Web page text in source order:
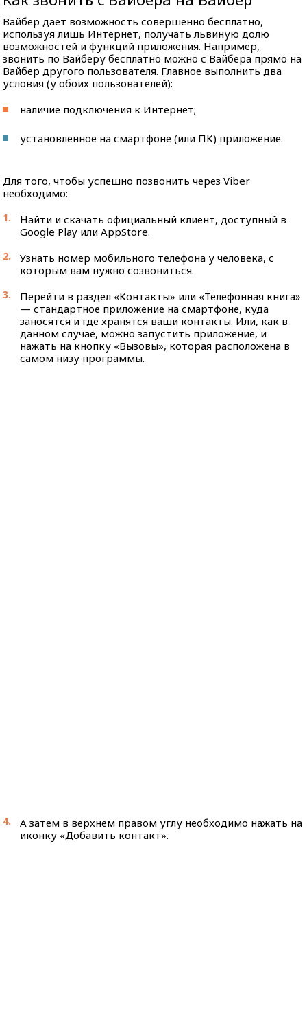
Вайбер дает возможность совершенно бесплатно,
используя лишь Интернет, получать львиную долю
возможностей и функций приложения. Например,
звонить по Вайберу бесплатно можно с Вайбера прямо на
Вайбер другого пользователя. Главное выполнить два
условия (у обоих пользователей):
наличие подключения к Интернет;
установленное на смартфоне (или ПК) приложение.
Для того, чтобы успешно позвонить через Viber
необходимо:
Найти и скачать официальный клиент, доступный в
Google Play или AppStore.
Узнать номер мобильного телефона у человека, с
которым вам нужно созвониться.
Перейти в раздел «Контакты» или «Телефонная книга»
— стандартное приложение на смартфоне, куда
заносятся и где хранятся ваши контакты. Или, как в
данном случае, можно запустить приложение, и
нажать на кнопку «Вызовы», которая расположена в
самом низу программы.
А затем в верхнем правом углу необходимо нажать на
иконку «Добавить контакт».